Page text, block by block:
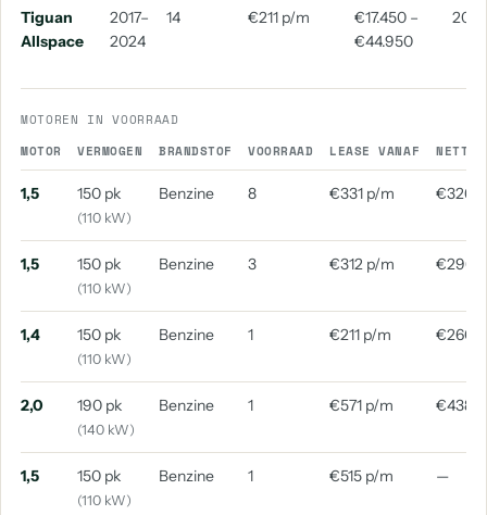
aantal: 3 aantal: 3
aantal: 3 aantal: 3
aantal: 2 aantal: 2
Volkswagen E-Up
aantal: 2
Volkswagen Multivan
Volkswagen Overige
aantal: 2
Volkswagen Scirocco
Volkswagen 181
aantal: 1
Volkswagen Amarok
Volkswagen Caravelle
aantal: 1
Volkswagen Crosspolo
Volkswagen Golf Plus
aantal: 1
Volkswagen Id. Buzz
Tiguan
Allspace
2017–
2024
14 €211 p/m
€17.450 –
€44.950
2021
MOTOREN IN VOORRAAD
MOTOR
VERMOGEN BRANDSTOF VOORRAAD LEASE VANAF NETTO
1,5 150 pk
(110 kW)
Benzine 8 €331 p/m €326
1,5 150 pk
(110 kW)
Benzine 3 €312 p/m €296
1,4 150 pk
(110 kW)
Benzine 1 €211 p/m €260
2,0 190 pk
(140 kW)
Benzine 1 €571 p/m €438
1,5 150 pk
(110 kW)
Benzine 1 €515 p/m —